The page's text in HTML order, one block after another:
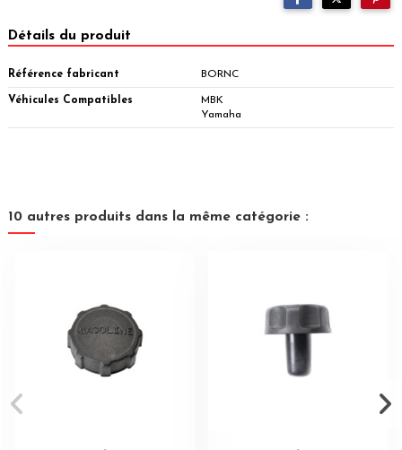
Détails du produit
Référence fabricant BORNC
Véhicules Compatibles
MBK
Yamaha
10 autres produits dans la même catégorie :